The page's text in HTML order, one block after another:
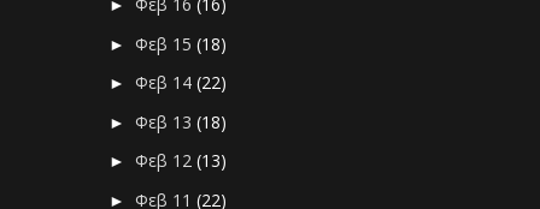
►
►Φεβ 15(18)
►Φεβ 14(22)
►Φεβ 13(18)
►Φεβ 12(13)
►Φεβ 11(22)